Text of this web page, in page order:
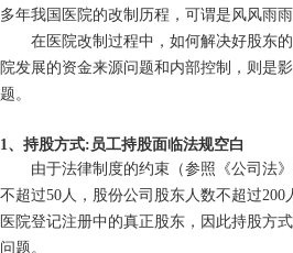
多年我国医院的改制历程，可谓是风风雨雨
在医院改制过程中，如何解决好股东的
院发展的资金来源问题和内部控制，则是
题。
1、持股方式:员工持股面临法规空白
由于法律制度的约束（参照《公司法》
不超过50人，股份公司股东人数不超过
医院登记注册中的真正股东，因此持股方
问题。